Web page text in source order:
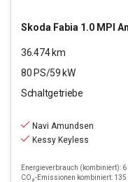
Skoda Fabia 1.0 MPI
36.474km
80 PS/59 kW
Schaltgetriebe
Navi Amundsen
Kessy Keyless
Energieverbrauch (kombiniert):
CO₂-Emissionen kombiniert: 135